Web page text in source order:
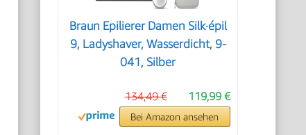
Braun Epilierer Damen Silk·épil
9, Ladyshaver, Wasserdicht, 9-
041, Silber
119,99 €
134,49 €
Bei Amazon ansehen